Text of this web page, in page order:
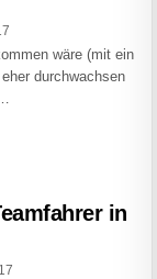
wäre (mit ein
durchwachsen
in